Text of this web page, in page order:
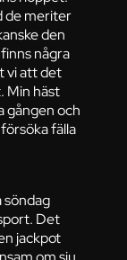
de meriter
den
några
vi att det
Min häst
gången och
fälla
söndag
Det
jackpot